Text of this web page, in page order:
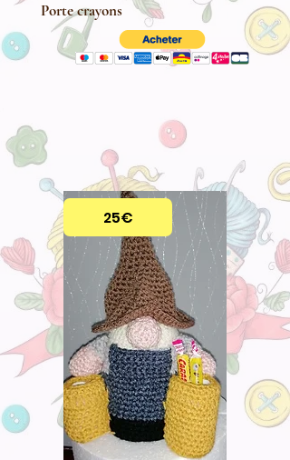
Porte crayons
25€